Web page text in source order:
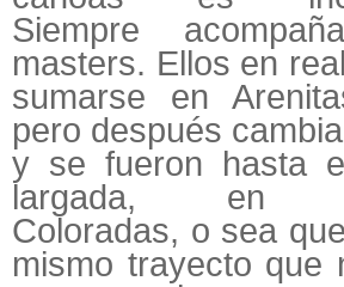
Siempre
masters. Ellos en
sumarse en
pero después
y se fueron hasta
largada, en
Coloradas, o sea
mismo trayecto que